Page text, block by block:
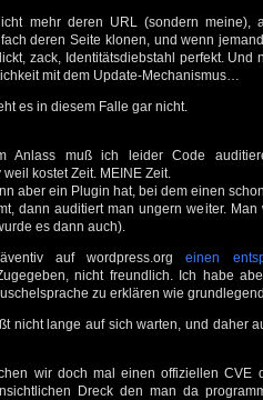
mehr deren URL (sondern meine),
deren Seite klonen, und wenn
zack, Identitätsdiebstahl perfekt. Und
mit dem Update-Mechanismus…
es in diesem Falle gar nicht.
Anlass muß ich leider Code
weil kostet Zeit. MEINE Zeit.
aber ein Plugin hat, bei dem einen
dann auditiert man ungern weiter.
es dann auch).
auf wordpress.orgeinen
nicht freundlich. Ich habe
zu erklären wie
nicht lange auf sich warten, und daher
wir doch mal einen offiziellen CVE
Dreck den man da